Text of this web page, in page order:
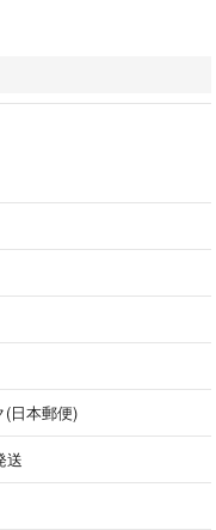
き: 39mm 重量（電池を含
14.4mm 奥行き: 6.1mm 重
以降 技術仕様
8ロジクールM220および
。左クリックのdBAは、1m
最小 / 最大）: 1000±
。2D、オプティカル
により異なる場合がありま
信可能範囲は、使用環境お
ます。
(日本郵便)
送